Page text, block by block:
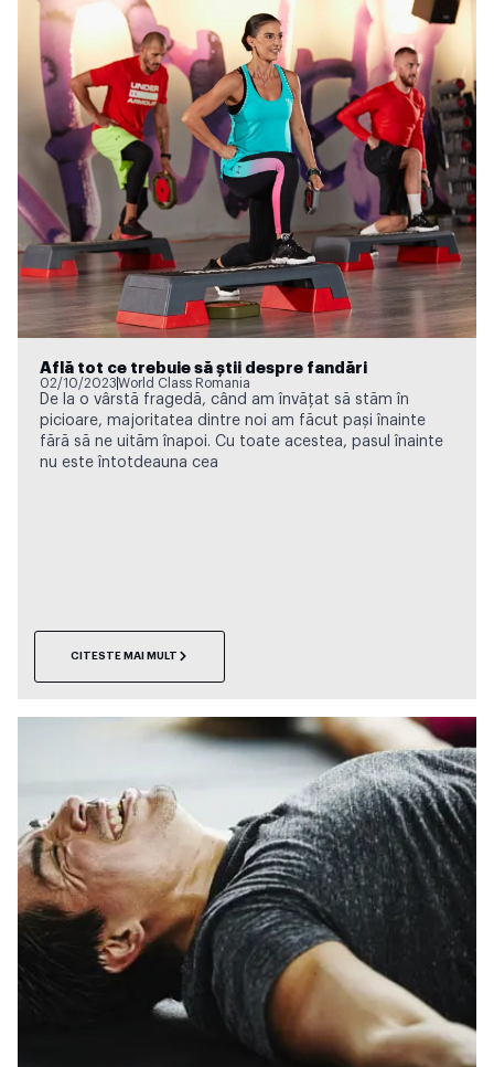
Află tot ce trebuie să știi despre fandări
02/10/2023World Class Romania
De la o vârstă fragedă, când am învățat să stăm în
picioare, majoritatea dintre noi am făcut pași înainte
fără să ne uităm înapoi. Cu toate acestea, pasul înainte
nu este întotdeauna cea
CITESTE MAI MULT